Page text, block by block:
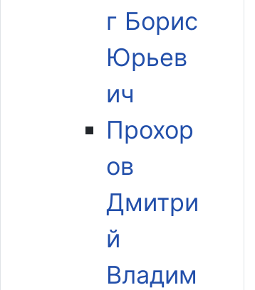
г Борис
Юрьев
ич
Прохор
ов
Дмитри
й
Владим